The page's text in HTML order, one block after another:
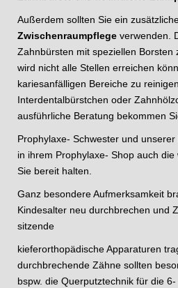
Außerdem sollten Sie ein
Zwischenraumpflege verwenden.
Zahnbürsten mit speziellen Borsten
wird nicht alle Stellen erreichen
kariesanfälligen Bereiche zu
Interdentalbürstchen oder
ausführliche Beratung bekommen
Prophylaxe- Schwester und
in ihrem Prophylaxe- Shop auch
Sie bereit halten.
Ganz besondere Aufmerksamkeit
Kindesalter neu durchbrechen und
sitzende
kieferorthopädische Apparaturen
durchbrechende Zähne sollten
bspw. die Querputztechnik für die